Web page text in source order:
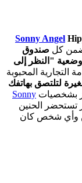
Sonny Angel
كل صندوق
وضعية "النظر إلى
التجارية المحبوبة
لتلتصق بهاتفك
بشخصيات Sonny
تستحضر الحنين
وأي شخص كان